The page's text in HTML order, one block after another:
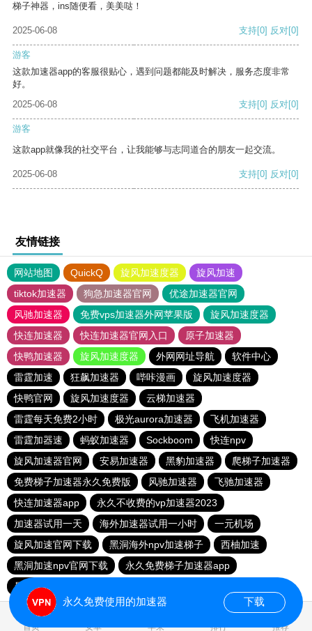
梯子神器，ins随便看，美美哒！
2025-06-08 支持[0] 反对[0]
游客
这款加速器app的客服很贴心，遇到问题都能及时解决，服务态度非常
好。
2025-06-08
支持[0] 反对[0]
游客
这款app就像我的社交平台，让我能够与志同道合的朋友一起交流。
2025-06-08 支持[0] 反对[0]
友情链接
网站地图 QuickQ 旋风加速度器
旋风加速
tiktok加速器
狗急加速器官网
优途加速器官网
风驰加速器
免费vps加速器外网苹果版
旋风加速度器
快连加速器
快连加速器官网入口
原子加速器
快鸭加速器
旋风加速度器 外网网址导航
软件中心
雷霆加速
狂飙加速器 哔咔漫画
旋风加速度器
快鸭官网
旋风加速度器
云梯加速器
雷霆每天免费2小时
极光aurora加速器
飞机加速器
雷霆加器速
蚂蚁加速器 Sockboom
快连npv
旋风加速器官网
安易加速器 黑豹加速器
爬梯子加速器
免费梯子加速器永久免费版
风驰加速器
飞驰加速器
快连加速器app
永久不收费的vp加速器2023
加速器试用一天
海外加速器试用一小时
一元机场
旋风加速官网下载
黑洞海外npv加速梯子
西柚加速
黑洞加速npv官网下载
永久免费梯子加速器app
暴雪加速器
首页 安卓 苹果 排行 推荐
永久免费使用的加速器 下载
0.200950s